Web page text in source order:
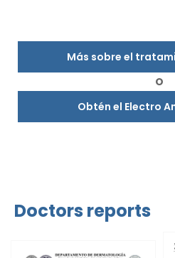
Más sobre el
O
Obtén el Electro
Doctors reports